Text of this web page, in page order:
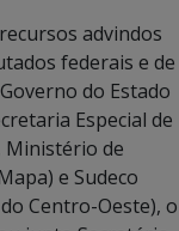
advindos
federais e de
do Estado
Especial de
Ministério de
e Sudeco
Centro-Oeste), o